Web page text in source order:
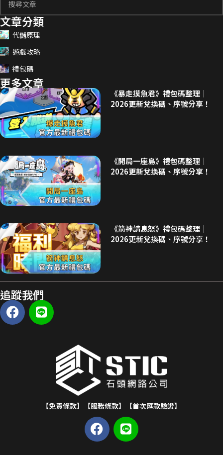
文章分類
代儲原理
遊戲攻略
禮包碼
更多文章
《暴走摸魚君》禮包碼整理｜
2026更新兌換碼、序號分享！
《開局一座島》禮包碼整理｜
2026更新兌換碼、序號分享！
《箭神請息怒》禮包碼整理｜
2026更新兌換碼、序號分享！
追蹤我們
【免責條款】 【服務條款】 【首次匯款驗證】